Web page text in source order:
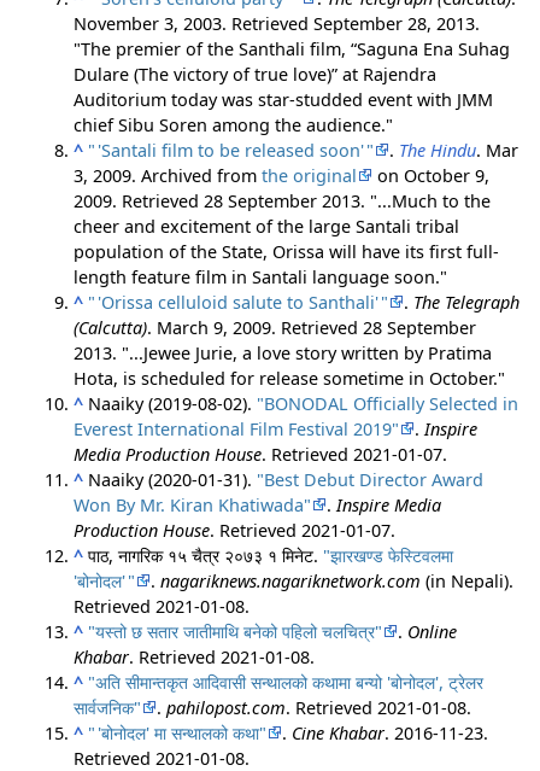
November 3, 2003. RetrievedSeptember 28, 2013.
The premier of the Santhali film, “Saguna Ena Suhag
Dulare (The victory of true love)” at Rajendra
Auditorium today was star-studded event with JMM
chief Sibu Soren among the audience.
^ " 'Santali film to be released soon'" . The Hindu. Mar
3, 2009. Archived fromthe original
on October 9,
2009. Retrieved28 September 2013.
...Much to the
cheer and excitement of the large Santali tribal
population of the State, Orissa will have its first full-
length feature film in Santali language soon.
^ " 'Orissa celluloid salute to Santhali'" . The Telegraph
(Calcutta). March 9, 2009. Retrieved28 September
2013.
...Jewee Jurie, a love story written by Pratima
Hota, is scheduled for release sometime in October.
^ Naaiky (2019-08-02). "BONODAL Officially Selected in
Everest International Film Festival 2019"
.Inspire
Media Production House. Retrieved2021-01-07.
^ Naaiky (2020-01-31). "Best Debut Director Award
Won By Mr. Kiran Khatiwada"
.Inspire Media
Production House. Retrieved2021-01-07.
^ पाठ, नागरिक १५ चैत्र २०७३ १ मिनेट. "झारखण्ड फेस्टिवलमा
'बोनोदल'" .nagariknews.nagariknetwork.com (in Nepali).
Retrieved2021-01-08.
^ "यस्तो छ सतार जातीमाथि बनेको पहिलो चलचित्र" . Online
Khabar. Retrieved2021-01-08.
^ "अति सीमान्तकृत आदिवासी सन्थालको कथामा बन्यो 'बोनोदल', ट्रेलर
सार्वजनिक"
.pahilopost.com. Retrieved2021-01-08.
^ " 'बोनोदल' मा सन्थालको कथा" . Cine Khabar. 2016-11-23.
Retrieved2021-01-08.